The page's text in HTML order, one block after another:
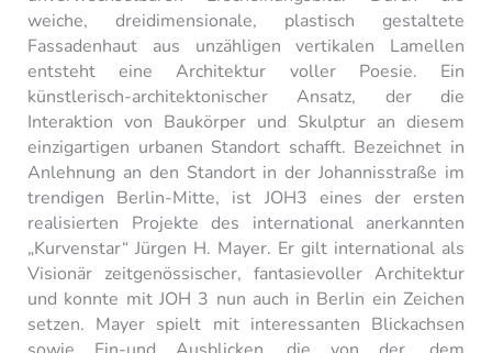
weiche, dreidimensionale, plastisch gestaltete
Fassadenhaut aus unzähligen vertikalen Lamellen
entsteht eine Architektur voller Poesie. Ein
künstlerisch-architektonischer Ansatz, der die
Interaktion von Baukörper und Skulptur an diesem
einzigartigen urbanen Standort schafft. Bezeichnet in
Anlehnung an den Standort in der Johannisstraße im
trendigen Berlin-Mitte, ist JOH3 eines der ersten
realisierten Projekte des international anerkannten
„Kurvenstar“ Jürgen H. Mayer. Er gilt international als
Visionär zeitgenössischer, fantasievoller Architektur
und konnte mit JOH 3 nun auch in Berlin ein Zeichen
setzen. Mayer spielt mit interessanten Blickachsen